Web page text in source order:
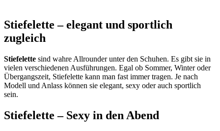
Stiefelette – elegant und sportlich
zugleich
Stiefelette sind wahre Allrounder unter den Schuhen. Es gibt sie in
vielen verschiedenen Ausführungen. Egal ob Sommer, Winter oder
Übergangszeit, Stiefelette kann man fast immer tragen. Je nach
Modell und Anlass können sie elegant, sexy oder auch sportlich
sein.
Stiefelette – Sexy in den Abend